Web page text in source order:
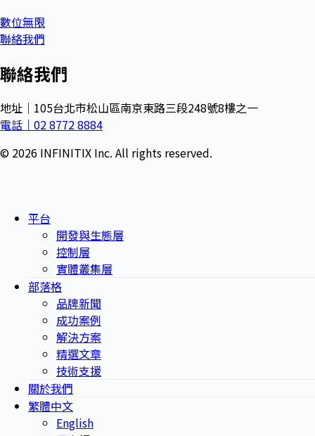
數位無限
聯絡我們
聯絡我們
地址｜105台北市松山區南京東路三段248號8樓之一
電話｜02 8772 8884
© 2026 INFINITIX Inc. All rights reserved.
平台
開發與生態層
控制層
實體叢集層
部落格
品牌新聞
成功案例
解決方案
精選文章
技術支援
關於我們
繁體中文
English